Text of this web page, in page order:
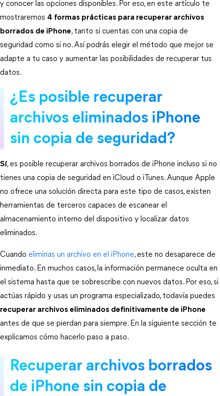
y conocer las opciones disponibles. Por eso, en este artículo te
mostraremos 4 formas prácticas para recuperar archivos
borrados de iPhone, tanto si cuentas con una copia de
seguridad como si no. Así podrás elegir el método que mejor se
adapte a tu caso y aumentar las posibilidades de recuperar tus
datos.
¿Es posible recuperar
archivos eliminados iPhone
sin copia de seguridad?
Sí, es posible recuperar archivos borrados de iPhone incluso si no
tienes una copia de seguridad en iCloud o iTunes. Aunque Apple
no ofrece una solución directa para este tipo de casos, existen
herramientas de terceros capaces de escanear el
almacenamiento interno del dispositivo y localizar datos
eliminados.
Cuando eliminas un archivo en el iPhone, este no desaparece de
inmediato. En muchos casos, la información permanece oculta en
el sistema hasta que se sobrescribe con nuevos datos. Por eso, si
recuperar archivos eliminados definitivamente de iPhone
antes de que se pierdan para siempre. En la siguiente sección te
explicamos cómo hacerlo paso a paso.
Recuperar archivos borrados
de iPhone sin copia de